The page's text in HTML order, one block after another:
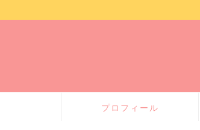
プロフィール